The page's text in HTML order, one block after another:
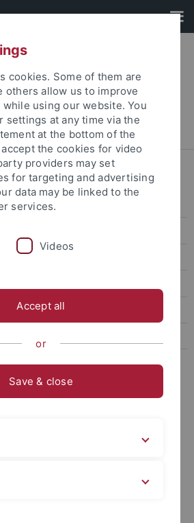
Fakultät
und Ökologie
... Zoologische Schausammlung
Tübingen
cookies. Some of them are
others allow us to improve
using our website. You
settings at any time via the
at the bottom of the
the cookies for video
providers may set
for targeting and advertising
data may be linked to the
services.
Videos
Accept all
or
Save & close